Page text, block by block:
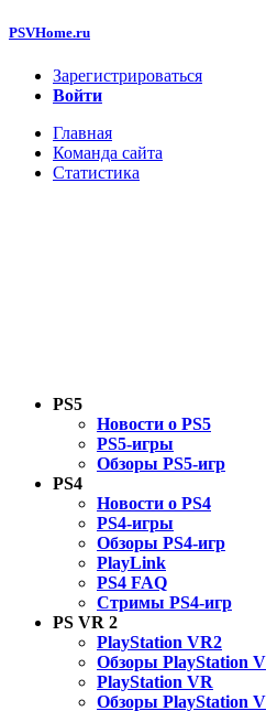
PSVHome.ru
Зарегистрироваться
Войти
Главная
Команда сайта
Статистика
PS5
Новости о PS5
PS5-игры
Обзоры PS5-игр
PS4
Новости о PS4
PS4-игры
Обзоры PS4-игр
PlayLink
PS4 FAQ
Стримы PS4-игр
PS VR 2
PlayStation VR2
Обзоры PlayStation
PlayStation VR
Обзоры PlayStation